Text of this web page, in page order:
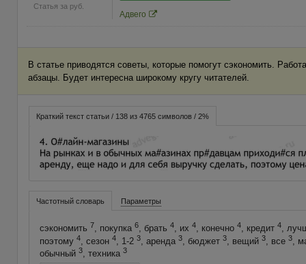
Статья за руб.
Адвего
В статье приводятся советы, которые помогут сэкономить.
абзацы. Будет интересна широкому кругу читателей.
Краткий текст статьи / 138 из 4765 символов / 2%
Частотный словарь Параметры
сэкономить 7, покупка 6, брать 4, их 4, конечно 4, кредит 4,
поэтому 4, сезон 4, 1-2 3, аренда 3, бюджет 3, вещий 3, все 3,
обычный 3, техника 3